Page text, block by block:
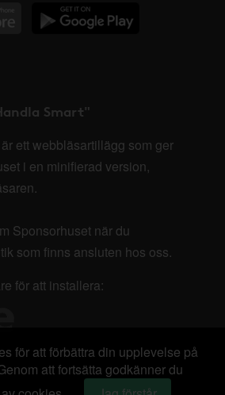
Smart"
ett webbläsartillägg som ger
i en minifierad version,
Sponsorhuset när du
som finns ansluten hos oss.
för att installera:
för att förbättra din upplevelse på
att fortsätta godkänner du